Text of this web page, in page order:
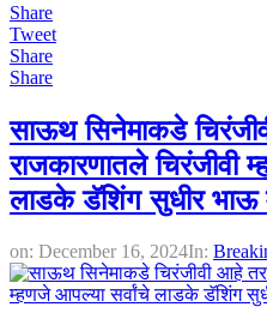
Share
Tweet
Share
Share
साऊथ सिनेमाकडे
राजकारणातले चिरंजीवी
लाडके डॅशिंग सुधीर भाऊ
on: December 16, 2024In: